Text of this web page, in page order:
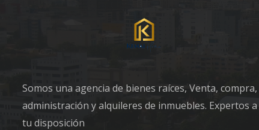
Somos una agencia de bienes raíces, Venta, compra,
administración y alquileres de inmuebles. Expertos a
tu disposición